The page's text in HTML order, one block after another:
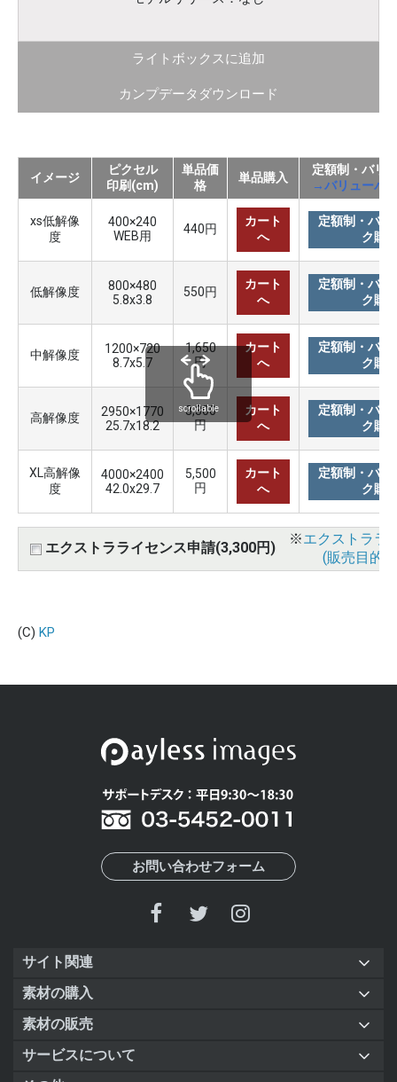
ライトボックスに追加
カンプデータダウンロード
イメージ
ピクセル
印刷(cm)
単品価
格
単品購入
定額制・バリ
→バリューパ
xs低解像
度
400×240
WEB用
440円
カート
へ
定額制・バリ
ク購
低解像度
800×480
5.8x3.8
550円
カート
へ
定額制・バリ
ク購
中解像度
1200×720
8.7x5.7
1,650
円
カート
へ
定額制・バリ
ク購
高解像度
2950×1770
25.7x18.2
3,300
円
カート
へ
定額制・バリ
ク購
XL高解像
度
4000×2400
42.0x29.7
5,500
円
カート
へ
定額制・バリ
ク購
エクストラライセンス申請(3,300円)
※エクストララ
(販売目的
scrollable
(C) KP
お問い合わせフォーム
サイト関連
素材の購入
素材の販売
サービスについて